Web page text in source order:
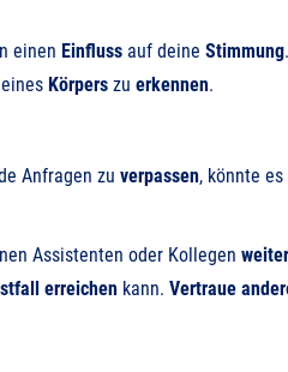
einen Einfluss auf deine Stimmung.
Körpers zu erkennen.
Anfragen zu verpassen, könnte
Assistenten oder Kollegen weiter
erreichen kann. Vertraue